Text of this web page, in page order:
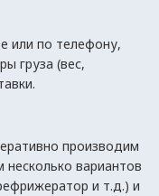
или по телефону,
груза (вес,
производим
вариантов
и т.д.) и